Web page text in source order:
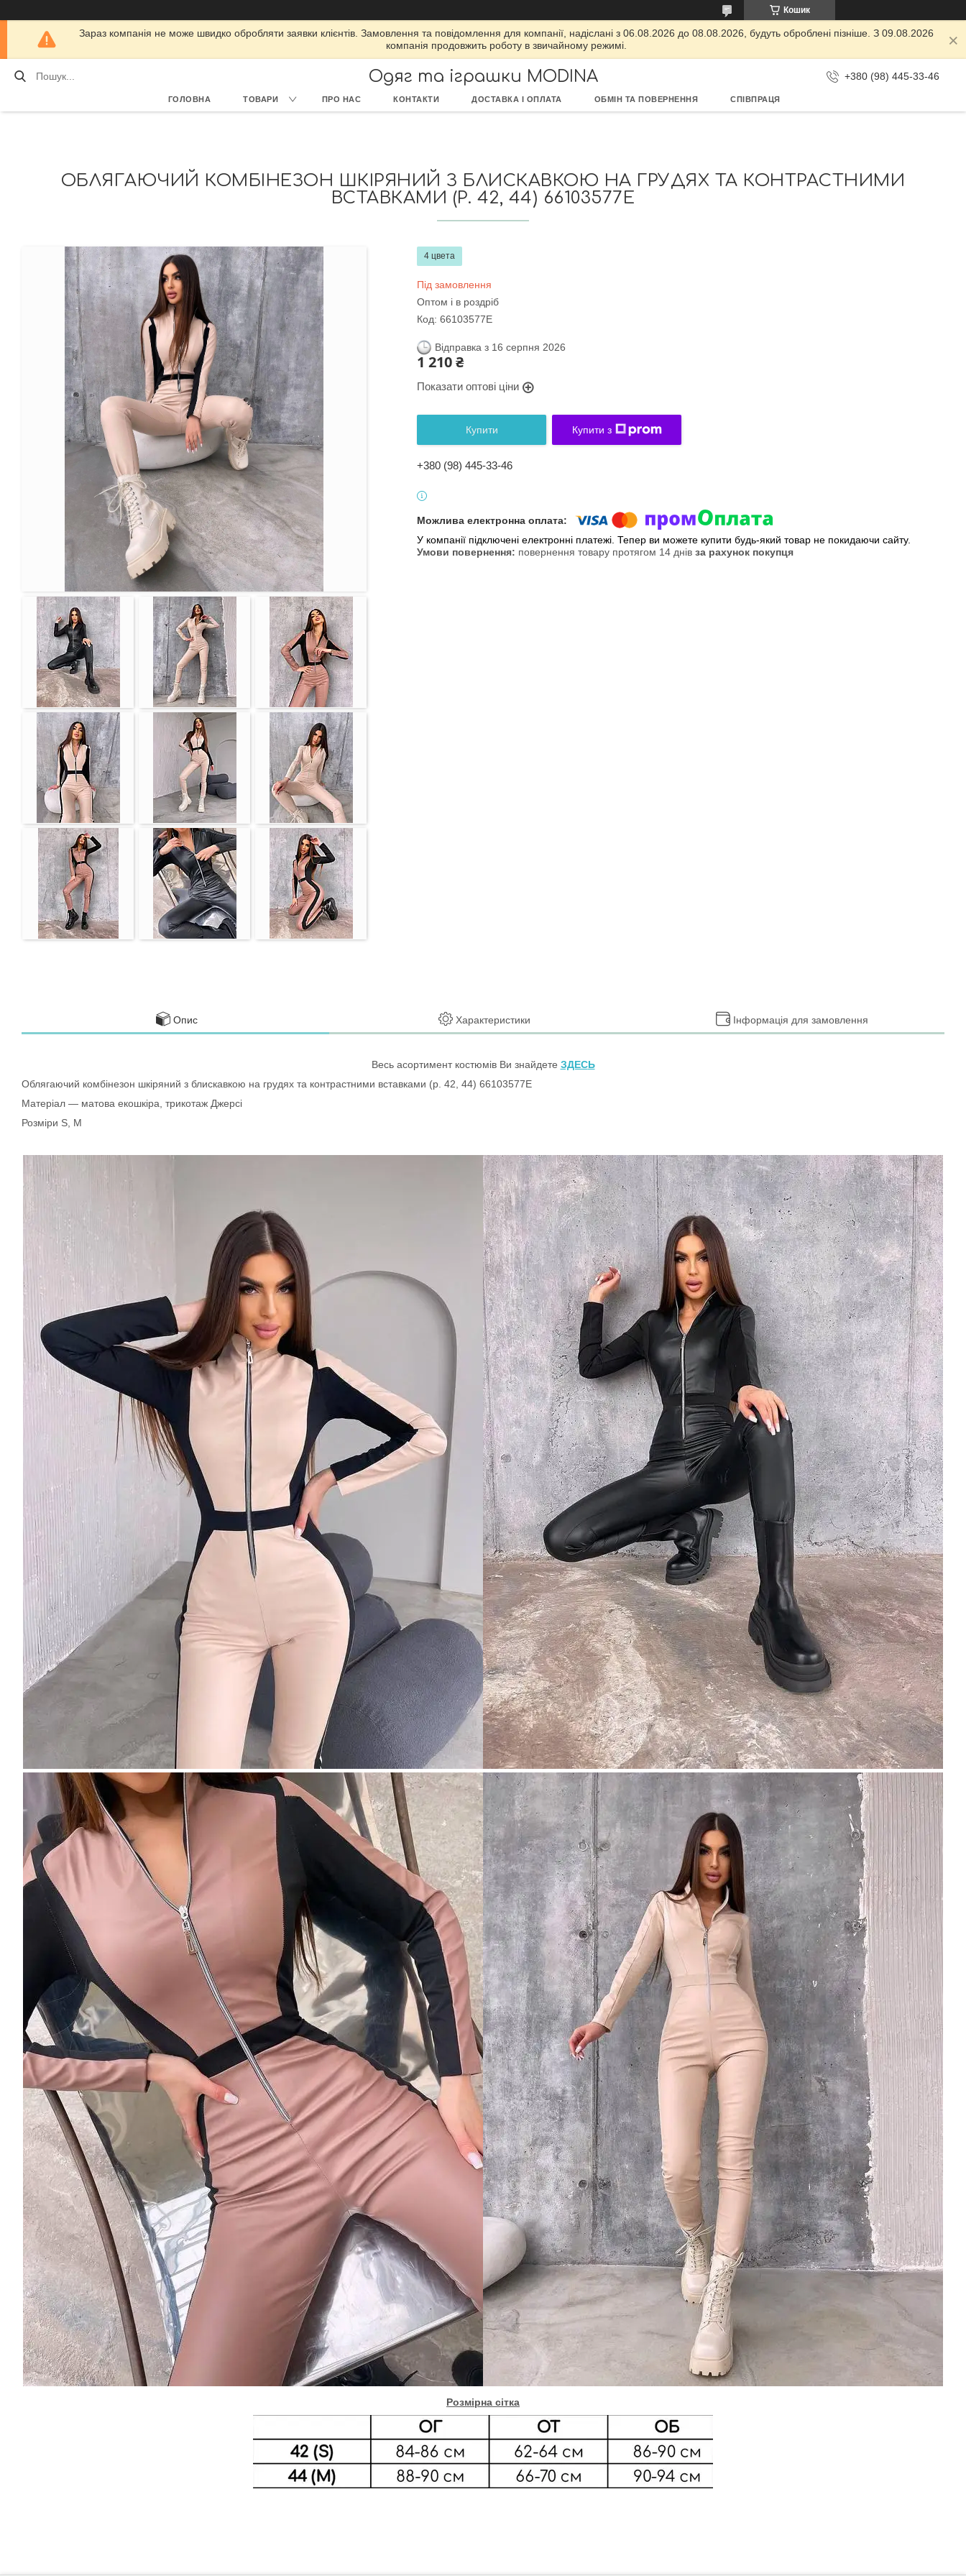
Кошик
Зараз компанія не може швидко обробляти заявки клієнтів. Замовлення та повідомлення для компанії, надіслані з 06.08.2026 до 08.08.2026, будуть оброблені пізніше. З 09.08.2026
компанія продовжить роботу в звичайному режимі.
Одяг та іграшки MODINA +380 (98) 445-33-46
ГОЛОВНА ТОВАРИ ПРО НАС КОНТАКТИ ДОСТАВКА І ОПЛАТА ОБМІН ТА ПОВЕРНЕННЯ СПІВПРАЦЯ
ОБЛЯГАЮЧИЙ КОМБІНЕЗОН ШКІРЯНИЙ З БЛИСКАВКОЮ НА ГРУДЯХ ТА КОНТРАСТНИМИ
ВСТАВКАМИ (Р. 42, 44) 66103577Е
4 цвета
Під замовлення
Оптом і в роздріб
Код: 66103577Е
Відправка з 16 серпня 2026
1 210 ₴
Показати оптові ціни
Купити Купити з
+380 (98) 445-33-46
У компанії підключені електронні платежі. Тепер ви можете купити будь-який товар не покидаючи сайту.
повернення товару протягом 14 днів за рахунок покупця
Опис Характеристики Інформація для замовлення
Весь асортимент костюмів Ви знайдете ЗДЕСЬ
Облягаючий комбінезон шкіряний з блискавкою на грудях та контрастними вставками (р. 42, 44) 66103577Е
Матеріал — матова екошкіра, трикотаж Джерсі
Розміри S, M
Розмірна сітка